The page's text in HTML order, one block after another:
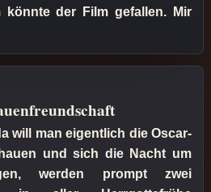
könnte der Film gefallen. Mir
will man eigentlich die Oscar-
und sich die Nacht um
werden prompt zwei